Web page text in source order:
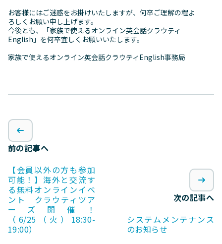
お客様にはご迷惑をお掛けいたしますが、何卒ご理解の程よ
ろしくお願い申し上げます。
今後とも、「家族で使えるオンライン英会話クラウティ
English」を何卒宜しくお願いいたします。
家族で使えるオンライン英会話クラウティEnglish事務局
前の記事へ
【会員以外の方も参加
可能！】海外と交流す
る無料オンラインイベ
ント クラウティツア
ーズ開催！
（6/25（火）18:30-
19:00）
次の記事へ
システムメンテナンス
のお知らせ